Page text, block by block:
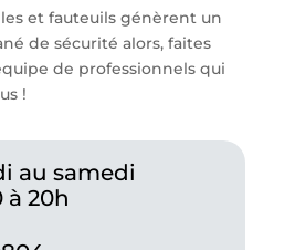
et fauteuils génèrent un
de sécurité alors, faites
de professionnels qui
!
au samedi
à 20h